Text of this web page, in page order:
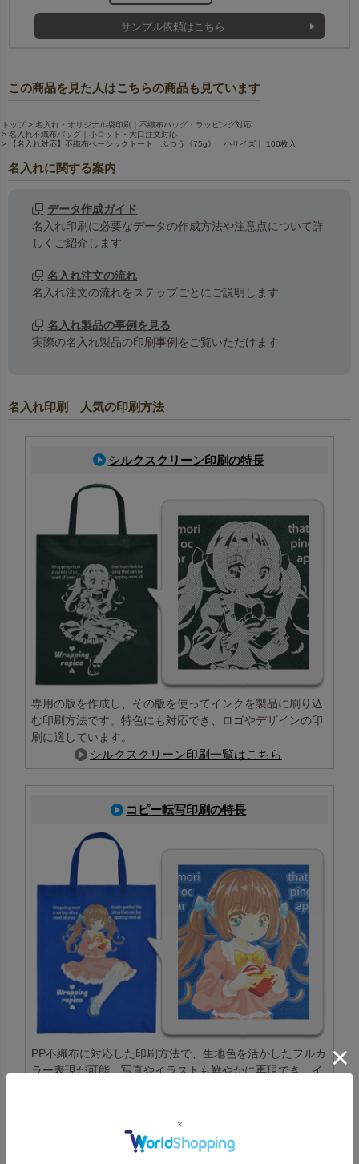
サンプル依頼はこちら
この商品を見た人はこちらの商品も見ています
トップ
名入れ・オリジナル袋印刷｜不織布バッグ・ラッピング対応
名入れ不織布バッグ｜小ロット・大口注文対応
【名入れ対応】不織布ベーシックトート ふつう《75g》 小サイズ｜ 100枚入
名入れに関する案内
データ作成ガイド
名入れ印刷に必要なデータの作成方法や注意点について詳
しくご紹介します
名入れ注文の流れ
名入れ注文の流れをステップごとにご説明します
名入れ製品の事例を見る
実際の名入れ製品の印刷事例をご覧いただけます
名入れ印刷 人気の印刷方法
シルクスクリーン印刷の特長
専用の版を作成し、その版を使ってインクを製品に刷り込
む印刷方法です。特色にも対応でき、ロゴやデザインの印
刷に適しています。
シルクスクリーン印刷一覧はこちら
コピー転写印刷の特長
PP不織布に対応した印刷方法で、生地色を活かしたフルカ
ラー表現が可能。写真やイラストも鮮やかに再現でき、イ